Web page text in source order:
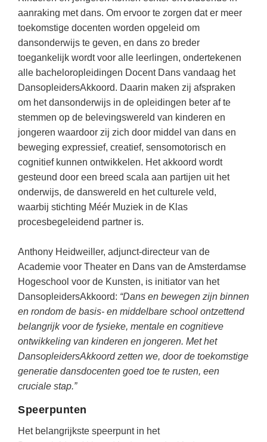
Almere(23)
Dordrecht
Eindhoven(13)
Zoetermeer(13)
Apeldoorn(10)
Nijmegen(10)
Klassieke Talen
Letterkunde
Levensbeschouwing
Maatschappijleer
Muziek
Natuurkunde
Nederlands
Rekenen / Wiskunde
Scheikunde
Sociale vaardigheden
Spaans
Studievaardigheden
Techniek
Topografie
Verkeer
Verzorging
THEMA'S
De boerderij
Duurzaamheid
Meesterbaan onderwijsvacatures
LEERMETHODEN
Biologie
Examentraining
Frans
Geschiedenis
Media
Nederlands
Rekenen
Studievaardigheden
Taalvaardigheden
LESMATERIAAL
Beeldende Vorming
Biologie
Geld PO
Geld VO
Geschiedenis
Maatschappijleer
aanraking met dans. Om ervoor te zorgen dat er meer
toekomstige docenten worden opgeleid om
dansonderwijs te geven, en dans zo breder
toegankelijk wordt voor alle leerlingen, ondertekenen
alle bacheloropleidingen Docent Dans vandaag het
DansopleidersAkkoord. Daarin maken zij afspraken
om het dansonderwijs in de opleidingen beter af te
stemmen op de belevingswereld van kinderen en
jongeren waardoor zij zich door middel van dans en
beweging expressief, creatief, sensomotorisch en
cognitief kunnen ontwikkelen. Het akkoord wordt
gesteund door een breed scala aan partijen uit het
onderwijs, de danswereld en het culturele veld,
waarbij stichting Méér Muziek in de Klas
procesbegeleidend partner is.
Anthony Heidweiller, adjunct-directeur van de
Academie voor Theater en Dans van de Amsterdamse
Hogeschool voor de Kunsten, is initiator van het
DansopleidersAkkoord: “Dans en bewegen zijn binnen
en rondom de basis- en middelbare school ontzettend
belangrijk voor de fysieke, mentale en cognitieve
ontwikkeling van kinderen en jongeren. Met het
DansopleidersAkkoord zetten we, door de toekomstige
generatie dansdocenten goed toe te rusten, een
cruciale stap.”
Speerpunten
Het belangrijkste speerpunt in het